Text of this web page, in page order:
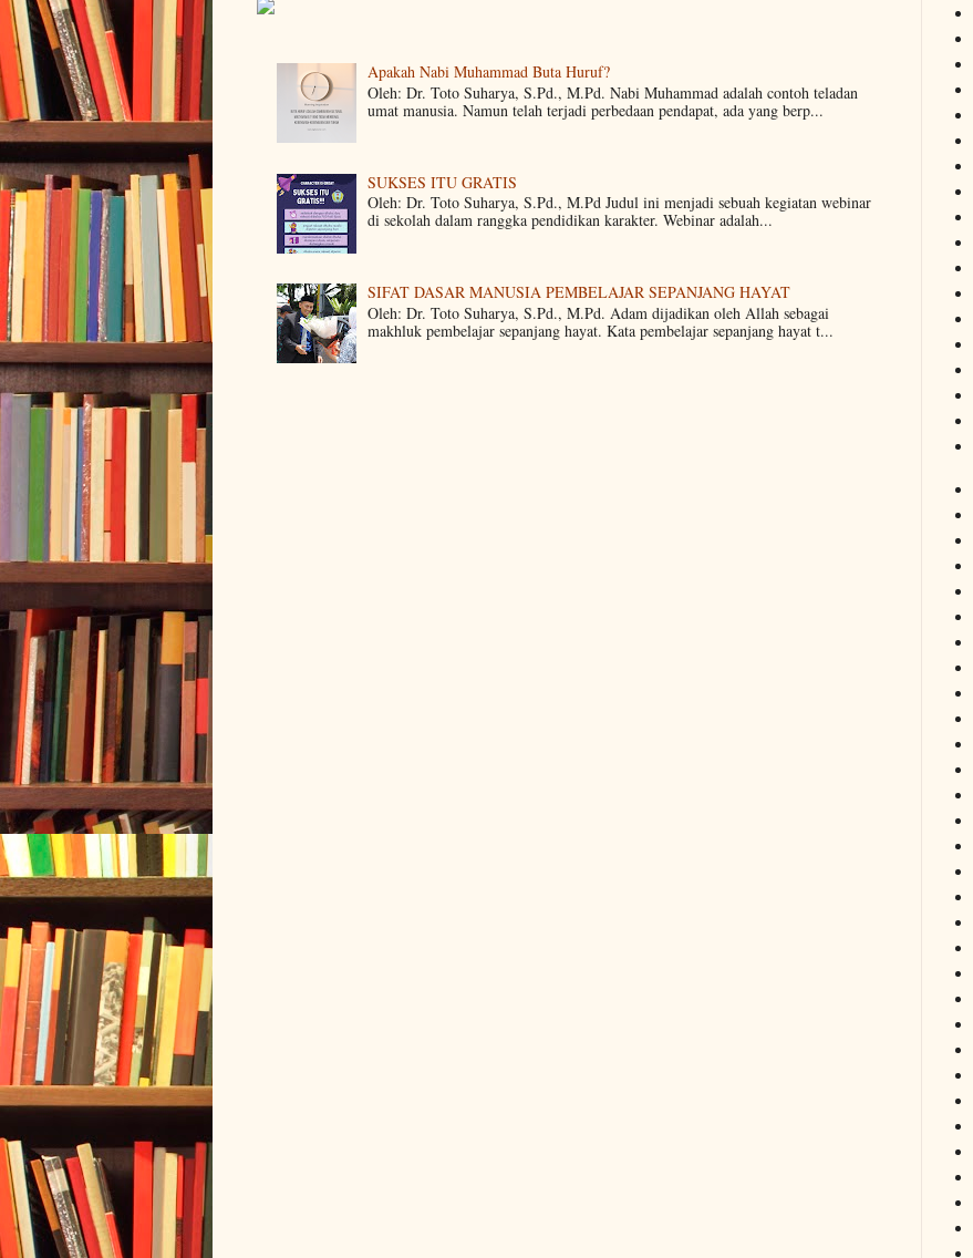
Apakah Nabi Muhammad Buta Huruf?
Oleh: Dr. Toto Suharya, S.Pd., M.Pd. Nabi Muhammad adalah contoh teladan
umat manusia. Namun telah terjadi perbedaan pendapat, ada yang berp...
SUKSES ITU GRATIS
Oleh: Dr. Toto Suharya, S.Pd., M.Pd Judul ini menjadi sebuah kegiatan webinar
di sekolah dalam ranggka pendidikan karakter. Webinar adalah...
SIFAT DASAR MANUSIA PEMBELAJAR SEPANJANG HAYAT
Oleh: Dr. Toto Suharya, S.Pd., M.Pd. Adam dijadikan oleh Allah sebagai
makhluk pembelajar sepanjang hayat. Kata pembelajar sepanjang hayat t...